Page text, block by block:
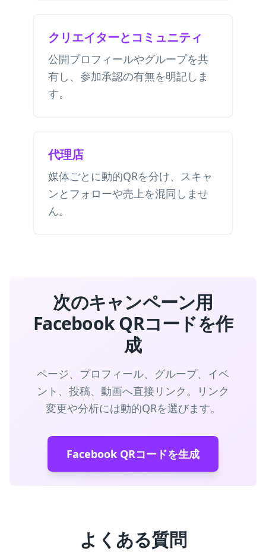
クリエイターとコミュニティ
公開プロフィールやグループを共
有し、参加承認の有無を明記しま
す。
代理店
媒体ごとに動的QRを分け、スキャ
ンとフォローや売上を混同しませ
ん。
次のキャンペーン用
Facebook QRコードを作
成
ページ、プロフィール、グループ、イベ
ント、投稿、動画へ直接リンク。リンク
変更や分析には動的QRを選びます。
Facebook QRコードを生成
よくある質問